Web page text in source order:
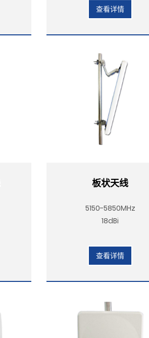
查看详情
板状天线
5150-5850MHz
18dBi
查看详情